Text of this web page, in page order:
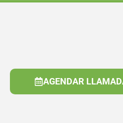
AGENDAR